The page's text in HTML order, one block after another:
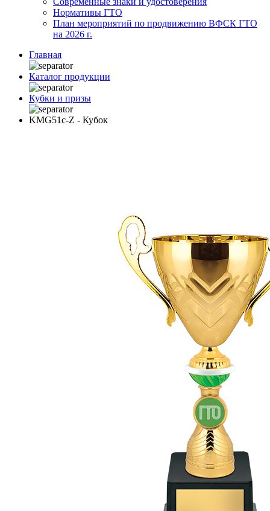
Нормативы ГТО
План мероприятий по продвижению ВФСК ГТО
на 2026 г.
Главная
Каталог продукции
Кубки и призы
KMG51c-Z - Кубок